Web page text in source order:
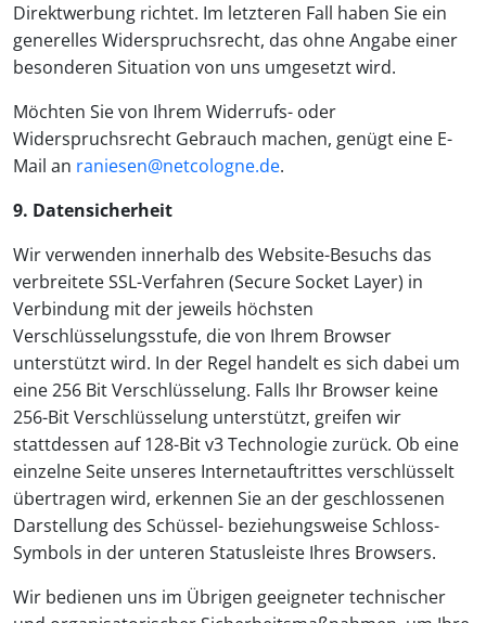
Direktwerbung richtet. Im letzteren Fall haben Sie ein
generelles Widerspruchsrecht, das ohne Angabe einer
besonderen Situation von uns umgesetzt wird.
Möchten Sie von Ihrem Widerrufs- oder
Widerspruchsrecht Gebrauch machen, genügt eine E-
Mail an raniesen@netcologne.de.
9. Datensicherheit
Wir verwenden innerhalb des Website-Besuchs das
verbreitete SSL-Verfahren (Secure Socket Layer) in
Verbindung mit der jeweils höchsten
Verschlüsselungsstufe, die von Ihrem Browser
unterstützt wird. In der Regel handelt es sich dabei um
eine 256 Bit Verschlüsselung. Falls Ihr Browser keine
256-Bit Verschlüsselung unterstützt, greifen wir
stattdessen auf 128-Bit v3 Technologie zurück. Ob eine
einzelne Seite unseres Internetauftrittes verschlüsselt
übertragen wird, erkennen Sie an der geschlossenen
Darstellung des Schüssel- beziehungsweise Schloss-
Symbols in der unteren Statusleiste Ihres Browsers.
Wir bedienen uns im Übrigen geeigneter technischer